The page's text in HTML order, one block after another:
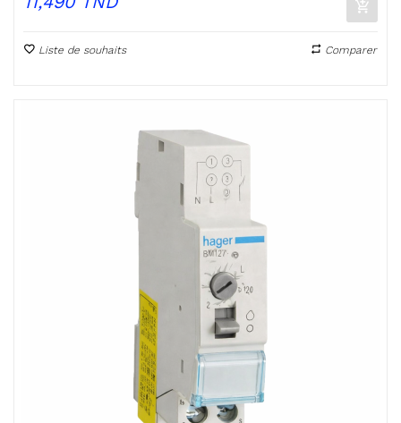
Liste de souhaits Comparer